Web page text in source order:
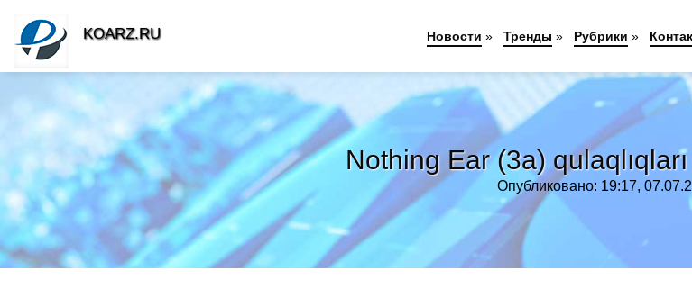
Nothing Ear (3a)
Опубликовано: 19:17,
KOARZ.RU Новости » Тренды » Рубрики »